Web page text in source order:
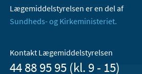
Lægemiddelstyrelsen er en del af
Sundheds- og Kirkeministeriet.
Kontakt Lægemiddelstyrelsen
44 88 95 95 (kl. 9 - 15)